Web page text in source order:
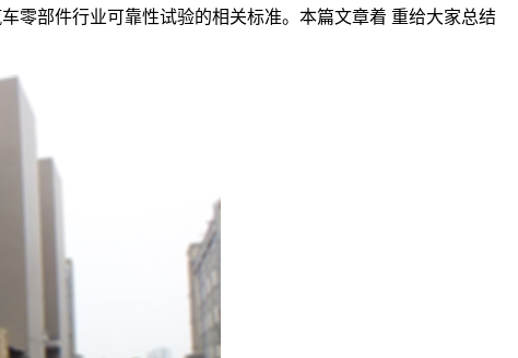
零部件行业可靠性试验的相关标准。本篇文章着 重给大家总结